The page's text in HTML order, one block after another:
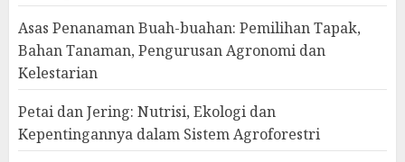
Asas Penanaman Buah-buahan: Pemilihan Tapak,
Bahan Tanaman, Pengurusan Agronomi dan
Kelestarian
Petai dan Jering: Nutrisi, Ekologi dan
Kepentingannya dalam Sistem Agroforestri